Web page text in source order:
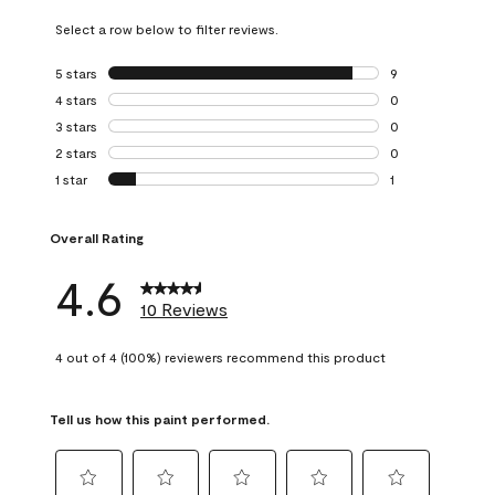
Select a row below to filter reviews.
5 stars stars
9
9 reviews with 5
4 stars stars
0
0 reviews with 4
3 stars stars
0
0 reviews with 3
2 stars stars
0
0 reviews with 2
1 star stars
1
Overall Rating
4.6 10 Reviews
4 out of 4 (100%) reviewers recommend this product
Tell us how this paint performed.